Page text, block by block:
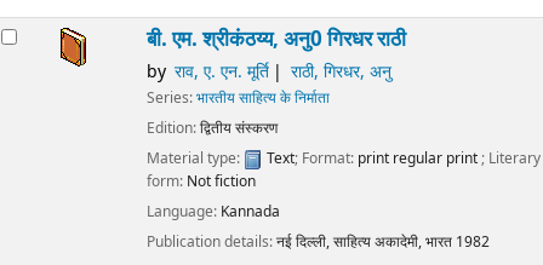
बी. एम. श्रीकंठय्य, अनु0 गिरधर राठी
by राव, ए. एन. मूर्ति राठी, गिरधर, अनु
Series:भारतीय साहित्य के निर्माता
Edition:द्वितीय संस्करण
Material type:
Text; Format: print regular print; Literary
form: Not fiction
Language: Kannada
Publication details:नई दिल्ली,साहित्य अकादेमी, भारत 1982